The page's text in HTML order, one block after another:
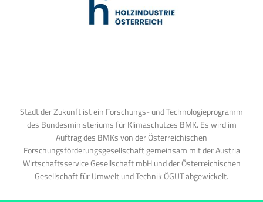
Stadt der Zukunft ist ein Forschungs- und Technologieprogramm
des Bundesministeriums für Klimaschutzes BMK. Es wird im
Auftrag des BMKs von der Österreichischen
Forschungsförderungsgesellschaft gemeinsam mit der Austria
Wirtschaftsservice Gesellschaft mbH und der Österreichischen
Gesellschaft für Umwelt und Technik ÖGUT abgewickelt.